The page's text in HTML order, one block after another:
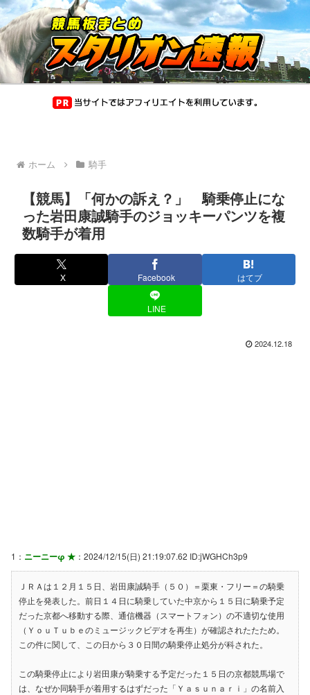
ホーム 騎手
【競馬】「何かの訴え？」 騎乗停止にな
った岩田康誠騎手のジョッキーパンツを複
数騎手が着用
X Facebook はてブ
LINE
2024.12.18
1： ニーニーφ ★ ：2024/12/15(日) 21:19:07.62 ID:jWGHCh3p9
ＪＲＡは１２月１５日、岩田康誠騎手（５０）＝栗東・フリー＝の騎乗
停止を発表した。前日１４日に騎乗していた中京から１５日に騎乗予定
だった京都へ移動する際、通信機器（スマートフォン）の不適切な使用
（ＹｏｕＴｕｂｅのミュージックビデオを再生）が確認されたたため。
この件に関して、この日から３０日間の騎乗停止処分が科された。
この騎乗停止により岩田康が騎乗する予定だった１５日の京都競馬場で
は、なぜか同騎手が着用するはずだった「Ｙａｓｕｎａｒｉ」の名前入